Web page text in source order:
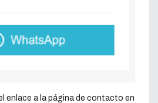
enlace a la página de contacto en